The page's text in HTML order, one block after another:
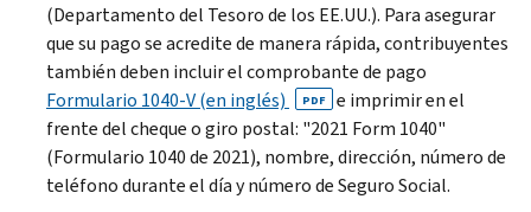
(Departamento del Tesoro de los EE.UU.). Para asegurar
que su pago se acredite de manera rápida, contribuyentes
también deben incluir el comprobante de pago
Formulario 1040-V (en inglés)
PDF
e imprimir en el
frente del cheque o giro postal: "2021 Form 1040"
(Formulario 1040 de 2021), nombre, dirección, número de
teléfono durante el día y número de Seguro Social.